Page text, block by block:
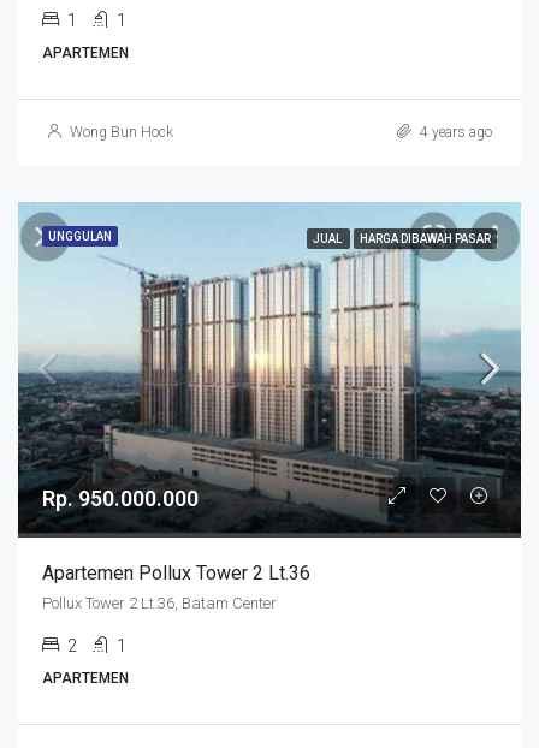
1 1
APARTEMEN
Wong Bun Hock 4 years ago
UNGGULAN JUAL HARGA DIBAWAH PASAR
Rp. 950.000.000
Apartemen Pollux Tower 2 Lt.36
Pollux Tower 2 Lt.36, Batam Center
2 1
APARTEMEN